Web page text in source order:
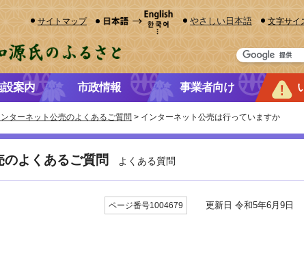
サイトマップ やさしい日本語 文字サイ
案内 市政情報 事業者向け
ターネット公売のよくあるご質問 > インターネット公売は行っていますか
よくあるご質問 よくある質問
ページ番号1004679 更新日 令和5年6月9日